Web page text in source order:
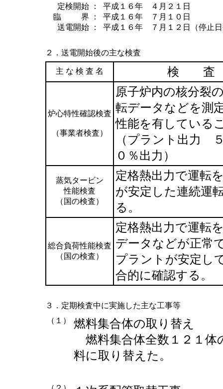
定検開始 ： 平成１６年 ４月２１日
臨 界 ： 平成１６年 ７月１０日
送電開始 ： 平成１６年 ７月１２日（停止
２．送電開始後の主な検査
主 な 検 査 名 検
炉心特性確認検査
（事業者検査）
原子炉内の核分裂
転データなどを測
性能を有している
（プラント出力
０％出力）
蒸気タービン
性能検査
（国の検査）
定格熱出力で運転
が安定した連続運
る。
総合負荷性能検査
（国の検査）
定格熱出力で運転
データなどが正常
プラントが安定し
合的に確認する。
３．定期検査中に実施した主な工事等
（１）
燃料集合体の取り替え
燃料集合体全数１２１体
料に取り替えた。